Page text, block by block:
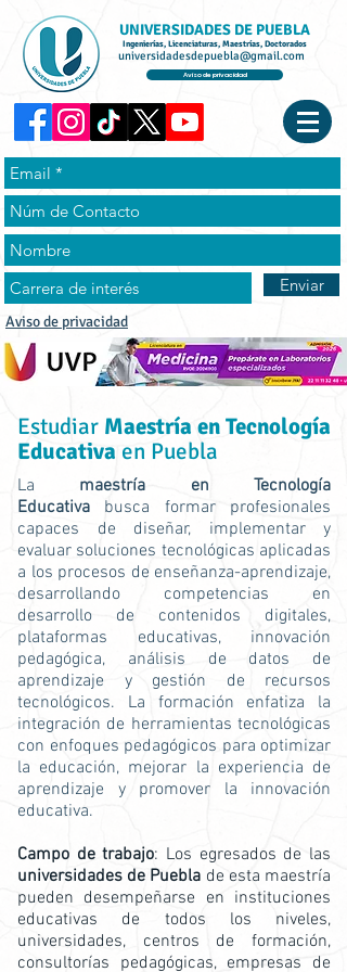
UNIVERSIDADES DE PUEBLA
Ingenierías, Licenciaturas, Maestrías, Doctorados
universidadesdepuebla@gmail.com
Aviso de privacidad
Enviar
Aviso de privacidad
Estudiar Maestría en Tecnología
Educativa en Puebla
La maestría en Tecnología
Educativa busca formar profesionales
capaces de diseñar, implementar y
evaluar soluciones tecnológicas aplicadas
a los procesos de enseñanza-aprendizaje,
desarrollando competencias en
desarrollo de contenidos digitales,
plataformas educativas, innovación
pedagógica, análisis de datos de
aprendizaje y gestión de recursos
tecnológicos. La formación enfatiza la
integración de herramientas tecnológicas
con enfoques pedagógicos para optimizar
la educación, mejorar la experiencia de
aprendizaje y promover la innovación
educativa.
Campo de trabajo: Los egresados de las
universidades de Puebla de esta maestría
pueden desempeñarse en instituciones
educativas de todos los niveles,
universidades, centros de formación,
consultorías pedagógicas, empresas de